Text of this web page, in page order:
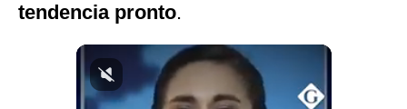
G de Gestión
Notas Contratadas
tendencia pronto.